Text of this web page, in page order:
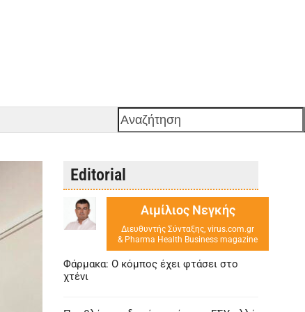
Αναζήτηση
Editorial
Αιμίλιος Νεγκής
Διευθυντής Σύνταξης, virus.com.gr
& Pharma Health Business magazine
Φάρμακα: Ο κόμπος έχει φτάσει στο
χτένι